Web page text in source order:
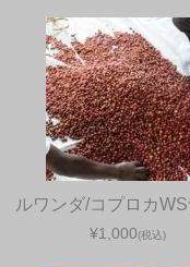
ルワンダ/コプロカ
¥1,000(税込)